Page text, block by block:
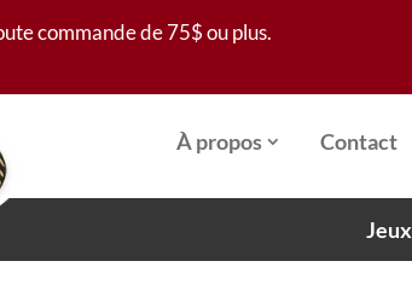
commande de 75$ ou plus.
À propos Contact
Jeux